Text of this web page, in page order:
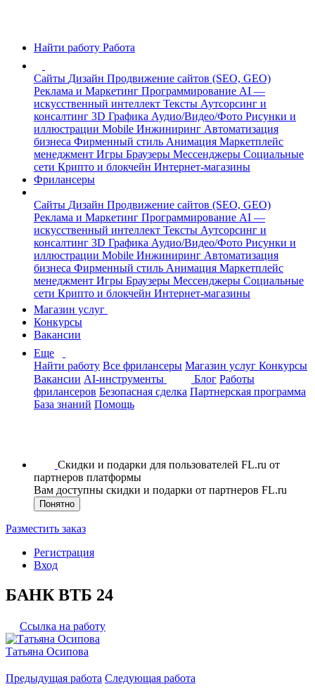
Найти работу Работа
Сайты Дизайн Продвижение сайтов (SEO, GEO)
Реклама и Маркетинг Программирование AI —
искусственный интеллект Тексты Аутсорсинг и
консалтинг 3D Графика Аудио/Видео/Фото Рисунки и
иллюстрации Mobile Инжиниринг Автоматизация
бизнеса Фирменный стиль Анимация Маркетплейс
менеджмент Игры Браузеры Мессенджеры Социальные
сети Крипто и блокчейн Интернет-магазины
Фрилансеры
Сайты Дизайн Продвижение сайтов (SEO, GEO)
Реклама и Маркетинг Программирование AI —
искусственный интеллект Тексты Аутсорсинг и
консалтинг 3D Графика Аудио/Видео/Фото Рисунки и
иллюстрации Mobile Инжиниринг Автоматизация
бизнеса Фирменный стиль Анимация Маркетплейс
менеджмент Игры Браузеры Мессенджеры Социальные
сети Крипто и блокчейн Интернет-магазины
Магазин услуг
Конкурсы
Вакансии
Еще
Найти работу Все фрилансеры Магазин услуг Конкурсы
Вакансии AI-инструменты Блог Работы
фрилансеров Безопасная сделка Партнерская программа
База знаний Помощь
Скидки и подарки для пользователей FL.ru от
партнеров платформы
Вам доступны скидки и подарки от партнеров FL.ru
Понятно
Разместить заказ
Регистрация
Вход
БАНК ВТБ 24
Ссылка на работу
Татьяна Осипова
Предыдущая работа Следующая работа